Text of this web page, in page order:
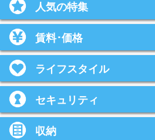
人気の特集
賃料･価格
ライフスタイル
セキュリティ
収納